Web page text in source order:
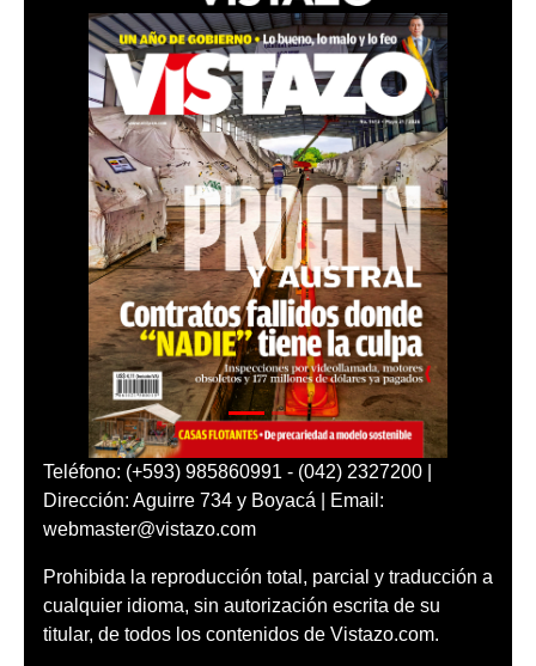
Teléfono: (+593) 985860991 - (042) 2327200 |
Dirección: Aguirre 734 y Boyacá | Email:
webmaster@vistazo.com
Prohibida la reproducción total, parcial y traducción a
cualquier idioma, sin autorización escrita de su
titular, de todos los contenidos de Vistazo.com.